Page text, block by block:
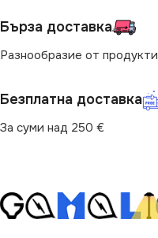
ПРЕДНАЗНАЧЕНИЕ
за Веранда, за Двор,за
Повърхностен
Бърза доставка
Разнообразие от продукти
Безплатна доставка
За суми над 250 €